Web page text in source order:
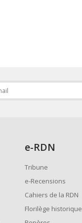
e-RDN
Tribune
e-Recensions
Cahiers de la RDN
Florilège historique